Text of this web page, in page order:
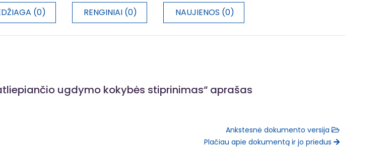
(0) RENGINIAI (0) NAUJIENOS (0)
ugdymo kokybės stiprinimas“ aprašas
Ankstesnė dokumento versija
Plačiau apie dokumentą ir jo priedus